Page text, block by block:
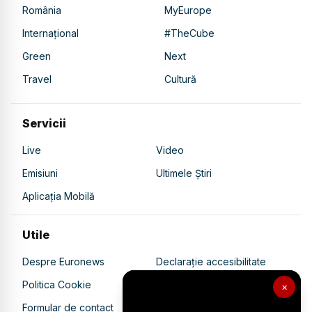
×
România
MyEurope
Internațional
#TheCube
Green
Next
Travel
Cultură
Servicii
Live
Video
Emisiuni
Ultimele Știri
Aplicația Mobilă
Utile
Despre Euronews
Declarație accesibilitate
Politica Cookie
Politica de confidențialitate
Formular de contact